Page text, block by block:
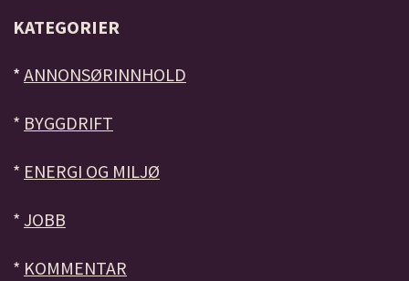
KATEGORIER
* ANNONSØRINNHOLD
* BYGGDRIFT
* ENERGI OG MILJØ
* JOBB
* KOMMENTAR